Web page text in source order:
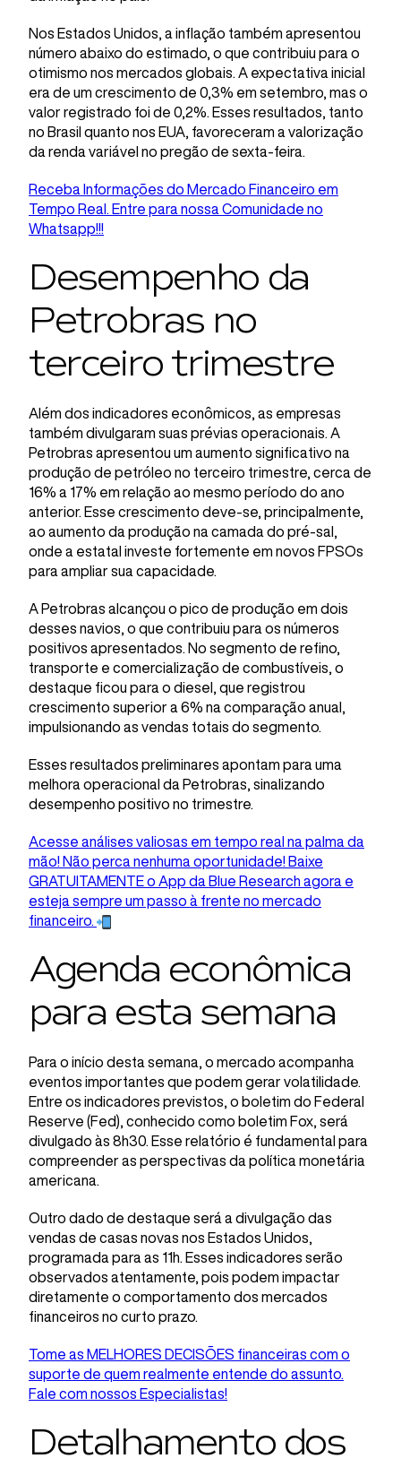
Nos Estados Unidos, a inflação também apresentou
número abaixo do estimado, o que contribuiu para o
otimismo nos mercados globais. A expectativa inicial
era de um crescimento de 0,3% em setembro, mas o
valor registrado foi de 0,2%. Esses resultados, tanto
no Brasil quanto nos EUA, favoreceram a valorização
da renda variável no pregão de sexta-feira.
Receba Informações do Mercado Financeiro em
Tempo Real. Entre para nossa Comunidade no
Whatsapp!!!
Desempenho da
Petrobras no
terceiro trimestre
Além dos indicadores econômicos, as empresas
também divulgaram suas prévias operacionais. A
Petrobras apresentou um aumento significativo na
produção de petróleo no terceiro trimestre, cerca de
16% a 17% em relação ao mesmo período do ano
anterior. Esse crescimento deve-se, principalmente,
ao aumento da produção na camada do pré-sal,
onde a estatal investe fortemente em novos FPSOs
para ampliar sua capacidade.
A Petrobras alcançou o pico de produção em dois
desses navios, o que contribuiu para os números
positivos apresentados. No segmento de refino,
transporte e comercialização de combustíveis, o
destaque ficou para o diesel, que registrou
crescimento superior a 6% na comparação anual,
impulsionando as vendas totais do segmento.
Esses resultados preliminares apontam para uma
melhora operacional da Petrobras, sinalizando
desempenho positivo no trimestre.
Acesse análises valiosas em tempo real na palma da
mão! Não perca nenhuma oportunidade! Baixe
GRATUITAMENTE o App da Blue Research agora e
esteja sempre um passo à frente no mercado
financeiro.
Agenda econômica
para esta semana
Para o início desta semana, o mercado acompanha
eventos importantes que podem gerar volatilidade.
Entre os indicadores previstos, o boletim do Federal
Reserve (Fed), conhecido como boletim Fox, será
divulgado às 8h30. Esse relatório é fundamental para
compreender as perspectivas da política monetária
americana.
Outro dado de destaque será a divulgação das
vendas de casas novas nos Estados Unidos,
programada para as 11h. Esses indicadores serão
observados atentamente, pois podem impactar
diretamente o comportamento dos mercados
financeiros no curto prazo.
Tome as MELHORES DECISÕES financeiras com o
suporte de quem realmente entende do assunto.
Fale com nossos Especialistas!
Detalhamento dos